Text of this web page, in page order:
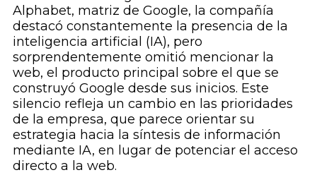
Alphabet, matriz de Google, la compañía
destacó constantemente la presencia de la
inteligencia artificial (IA), pero
sorprendentemente omitió mencionar la
web, el producto principal sobre el que se
construyó Google desde sus inicios. Este
silencio refleja un cambio en las prioridades
de la empresa, que parece orientar su
estrategia hacia la síntesis de información
mediante IA, en lugar de potenciar el acceso
directo a la web.